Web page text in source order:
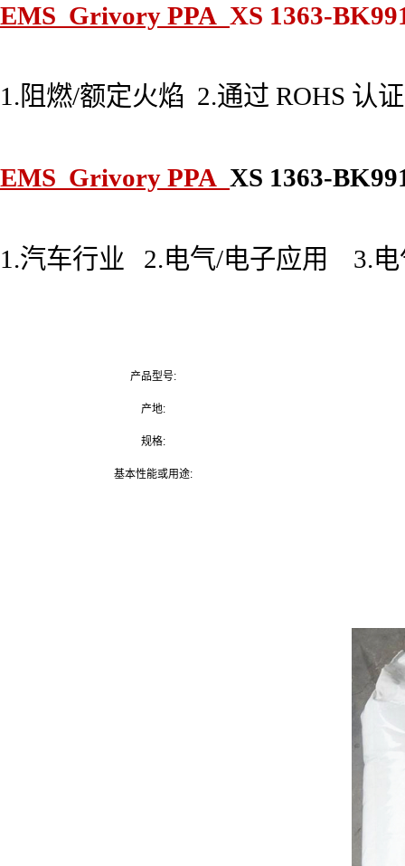
EMS Grivory PPA XS 1363-
1.阻燃/额定火焰 2.通过 ROHS 认
EMS Grivory PPA XS 1363-
1.汽车行业 2.电气/电子应用 3.
产品型号:
产地:
规格:
基本性能或用途: